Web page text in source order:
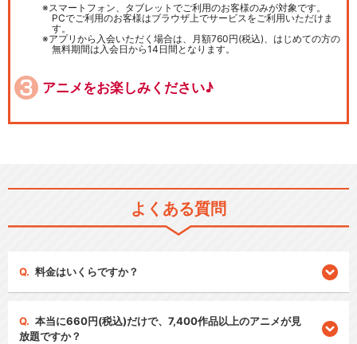
スマートフォン、タブレットでご利用のお客様のみが対象です。
PCでご利用のお客様はブラウザ上でサービスをご利用いただけま
す。
アプリから入会いただく場合は、月額760円(税込)、はじめての方の
無料期間は入会日から14日間となります。
アニメをお楽しみください♪
よくある質問
料金はいくらですか？
本当に660円(税込)だけで、7,400作品以上のアニメが見
放題ですか？